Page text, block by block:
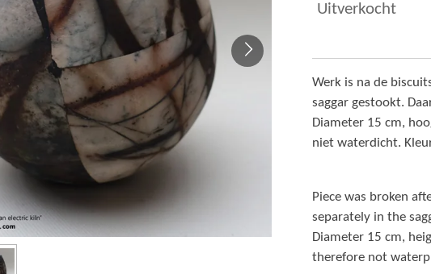
Uitverkocht
Werk is na de
saggar gestookt.
Diameter 15 cm,
niet waterdicht.
Piece was broken
separately in the
Diameter 15 cm,
therefore not